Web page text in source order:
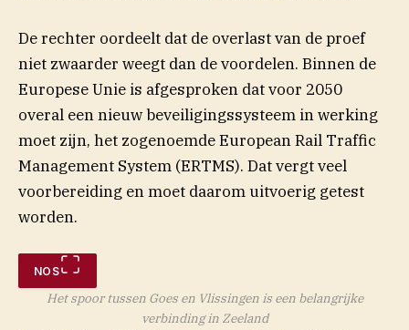
De rechter oordeelt dat de overlast van de proef
niet zwaarder weegt dan de voordelen. Binnen de
Europese Unie is afgesproken dat voor 2050
overal een nieuw beveiligingssysteem in werking
moet zijn, het zogenoemde European Rail Traffic
Management System (ERTMS). Dat vergt veel
voorbereiding en moet daarom uitvoerig getest
worden.
NOS
Het spoor tussen Goes en Vlissingen is een belangrijke
verbinding in Zeeland